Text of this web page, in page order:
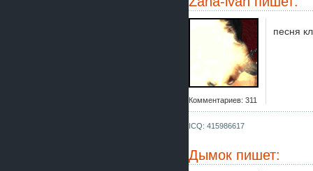
Комментариев: 311
песня
ICQ: 415986617
Дымок пишет: